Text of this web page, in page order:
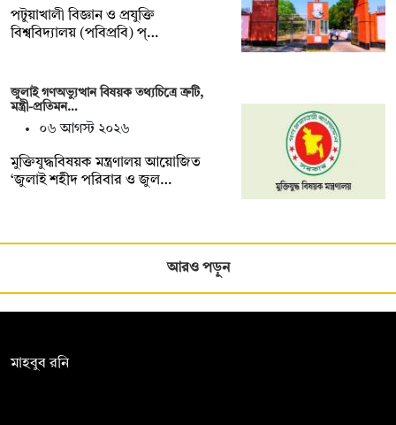
পটুয়াখালী বিজ্ঞান ও প্রযুক্তি
বিশ্ববিদ্যালয় (পবিপ্রবি) প্…
জুলাই গণঅভ্যুত্থান বিষয়ক তথ্যচিত্রে ত্রুটি,
মন্ত্রী-প্রতিমন…
০৬ আগস্ট ২০২৬
মুক্তিযুদ্ধবিষয়ক মন্ত্রণালয় আয়োজিত
‘জুলাই শহীদ পরিবার ও জুল…
আরও পড়ুন
মাহবুব রনি